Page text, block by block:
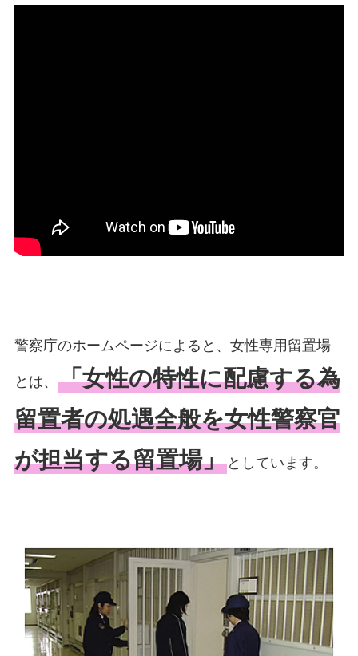
警察庁のホームページによると、女性専用留置場
とは、 「女性の特性に配慮する為
留置者の処遇全般を女性警察官
が担当する留置場」としています。